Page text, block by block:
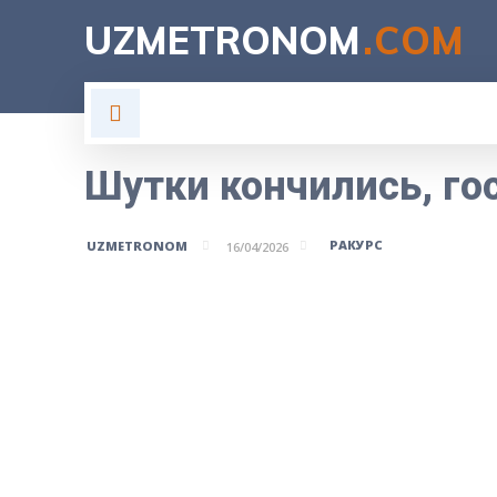
UZMETRONOM.COM
Шутки кончились,
UZMETRONOM 16/04/2026 РАКУРС